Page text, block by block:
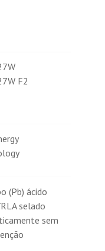
F2
(Pb) ácido
selado
sem